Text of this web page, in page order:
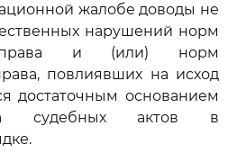
жалобе доводы не
нарушений норм
права и (или) норм
повлиявших на исход
достаточным основанием
судебных актов в